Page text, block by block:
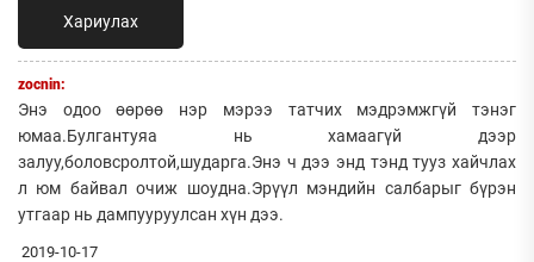
Хариулах
zocnin:
Энэ одоо өөрөө нэр мэрээ татчих мэдрэмжгүй тэнэг
юмаа.Булгантуяа нь хамаагүй дээр
залуу,боловсролтой,шударга.Энэ ч дээ энд тэнд тууз хайчлах
л юм байвал очиж шоудна.Эрүүл мэндийн салбарыг бүрэн
утгаар нь дампууруулсан хүн дээ.
2019-10-17